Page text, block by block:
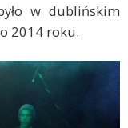
w dublińskim
2014 roku.